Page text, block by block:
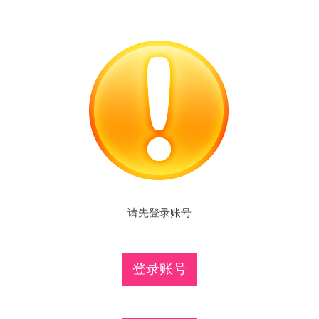
请先登录账号
登录账号